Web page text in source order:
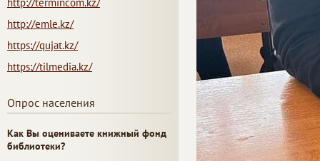
http://emle.kz/
https://qujat.kz/
https://tilmedia.kz/
Опрос населения
Как Вы оцениваете книжный фонд
библиотеки?